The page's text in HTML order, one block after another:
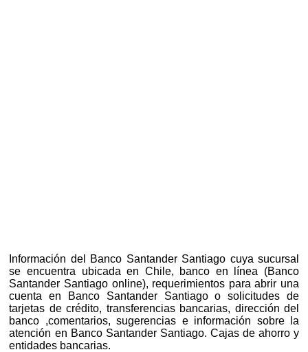
Información del Banco Santander Santiago cuya sucursal
se encuentra ubicada en Chile, banco en línea (Banco
Santander Santiago online), requerimientos para abrir una
cuenta en Banco Santander Santiago o solicitudes de
tarjetas de crédito, transferencias bancarias, dirección del
banco ,comentarios, sugerencias e información sobre la
atención en Banco Santander Santiago. Cajas de ahorro y
entidades bancarias.